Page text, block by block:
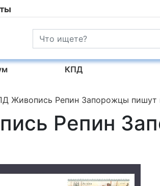
КПД
Живопись Репин Запорожцы пишут
Репин